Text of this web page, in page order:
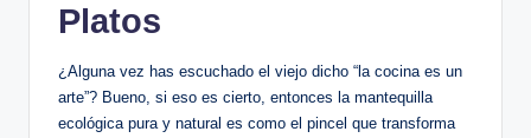
Platos
¿Alguna vez has escuchado el viejo dicho “la cocina es un
arte”? Bueno, si eso es cierto, entonces la mantequilla
ecológica pura y natural es como el pincel que transforma